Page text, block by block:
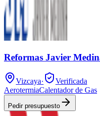
Reformas Javier
Vizcaya·
Verificada
AerotermiaCalentador de Gas
Pedir presupuesto